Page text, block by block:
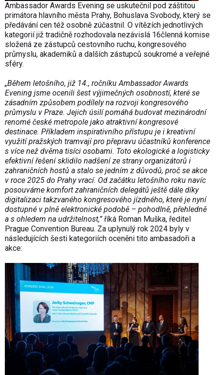
Ambassador Awards Evening se uskutečnil pod záštitou
primátora hlavního města Prahy, Bohuslava Svobody, který se
předávání cen též osobně zúčastnil. O vítězích jednotlivých
kategorií již tradičně rozhodovala nezávislá 16členná komise
složená ze zástupců cestovního ruchu, kongresového
průmyslu, akademiků a dalších zástupců soukromé a veřejné
sféry.
„Během letošního, již 14., ročníku Ambassador Awards
Evening jsme ocenili šest výjimečných osobností, které se
zásadním způsobem podílely na rozvoji kongresového
průmyslu v Praze. Jejich úsilí pomáhá budovat mezinárodní
renomé české metropole jako atraktivní kongresové
destinace. Příkladem inspirativního přístupu je i kreativní
využití pražských tramvají pro přepravu účastníků konference
s více než dvěma tisíci osobami. Toto ekologické a logisticky
efektivní řešení sklidilo nadšení ze strany organizátorů i
zahraničních hostů a stalo se jedním z důvodů, proč se akce
v roce 2025 do Prahy vrací. Od začátku letošního roku navíc
posouváme komfort zahraničních delegátů ještě dále díky
digitalizaci takzvaného kongresového jízdného, které je nyní
dostupné v plně elektronické podobě – pohodlně, přehledně
a s ohledem na udržitelnost,” říká Roman Muška, ředitel
Prague Convention Bureau. Za uplynulý rok 2024 byly v
následujících šesti kategoriích oceněni tito ambasadoři a
akce: